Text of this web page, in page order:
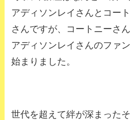
アディソンレイさんとコー
さんですが、コートニーさ
アディソンレイさんのファ
始まりました。
世代を超えて絆が深まったそ